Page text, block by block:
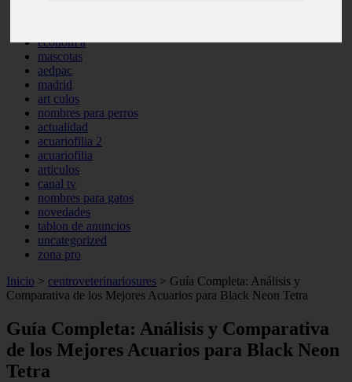
econom a
mascotas
aedpac
madrid
art culos
nombres para perros
actualidad
acuariofilia 2
acuariofilia
articulos
canal tv
nombres para gatos
novedades
tablon de anuncios
uncategorized
zona pro
Inicio > centroveterinariosures > Guía Completa: Análisis y
Comparativa de los Mejores Acuarios para Black Neon Tetra
Guía Completa: Análisis y Comparativa
de los Mejores Acuarios para Black Neon
Tetra